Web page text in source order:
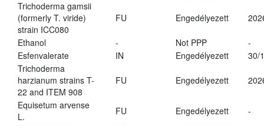
Trichoderma gamsii
(formerly T. viride)
strain ICC080
FU Engedélyezett
Ethanol - Not PPP
-
Esfenvalerate
IN Engedélyezett
30/
Trichoderma
harzianum strains T-
22 and ITEM 908
FU Engedélyezett
Equisetum arvense
L.
FU Engedélyezett
-